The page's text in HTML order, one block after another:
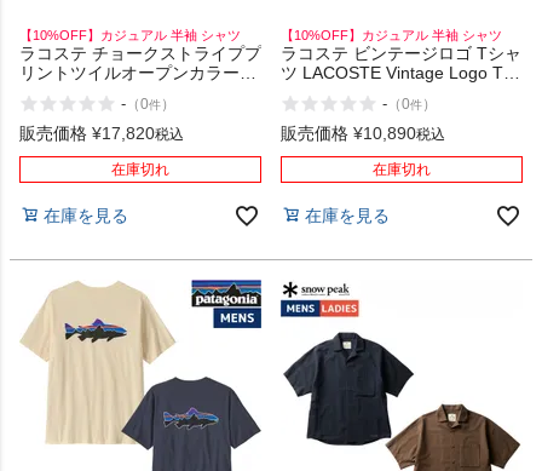
【10%OFF】カジュアル 半袖 シャツ
ラコステ チョークストライププ
リントツイルオープンカラーシ
ャツ LACOSTE Chalk stripe
print twill open collar shirt
- （0件）
販売価格 ¥17,820税込
在庫切れ
在庫を見る
【10%OFF】カジュアル 半袖 シャツ
ラコステ ビンテージロゴ Tシャ
ツ LACOSTE Vintage Logo T-
Shirt
- （0件）
販売価格 ¥10,890税込
在庫切れ
在庫を見る